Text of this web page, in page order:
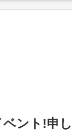
ント!申